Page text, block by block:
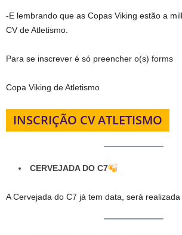
-E lembrando que as Copas Viking estão a
CV de Atletismo.
Para se inscrever é só preencher o(s) forms
Copa Viking de Atletismo
INSCRIÇÃO CV ATLETISMO
CERVEJADA DO C7
A Cervejada do C7 já tem data, será realizada